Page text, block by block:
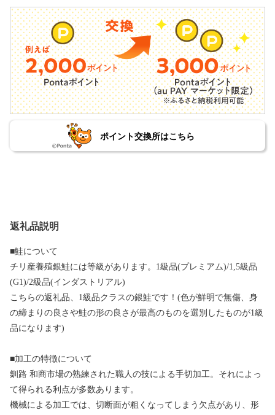
ポイント交換所はこちら
返礼品説明
■鮭について
チリ産養殖銀鮭には等級があります。1級品(プレミアム)/1,5級品
(G1)/2級品(インダストリアル)
こちらの返礼品、1級品クラスの銀鮭です！(色が鮮明で無傷、身
の締まりの良さや鮭の形の良さが最高のものを選別したものが1級
品になります)
■加工の特徴について
釧路 和商市場の熟練された職人の技による手切加工。それによっ
て得られる利点が多数あります。
機械による加工では、切断面が粗くなってしまう欠点があり、形